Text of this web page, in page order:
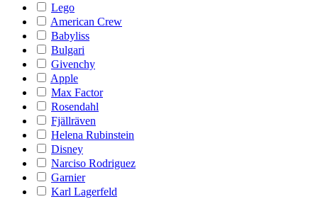
Lego
American Crew
Babyliss
Bulgari
Givenchy
Apple
Max Factor
Rosendahl
Fjällräven
Helena Rubinstein
Disney
Narciso Rodriguez
Garnier
Karl Lagerfeld